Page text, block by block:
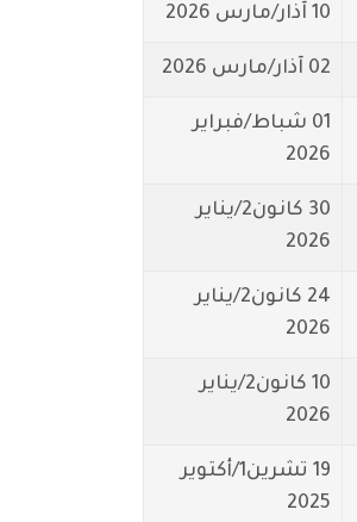
10 آذار/مارس 2026
02 آذار/مارس 2026
01 شباط/فبراير
2026
30 كانون2/يناير
2026
24 كانون2/يناير
2026
10 كانون2/يناير
2026
19 تشرين1/أكتوير
2025